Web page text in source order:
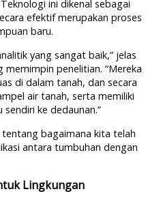
ini dikenal sebagai
efektif merupakan proses
baru.
yang sangat baik,” jelas
memimpin penelitian. “Mereka
di dalam tanah, dan secara
air tanah, serta memiliki
ke dedaunan.”
bagaimana kita telah
antara tumbuhan dengan
Lingkungan